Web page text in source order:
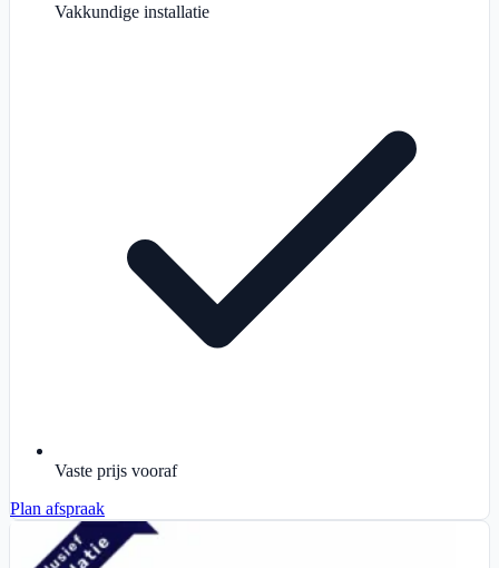
Vakkundige installatie
Vaste prijs vooraf
Plan afspraak